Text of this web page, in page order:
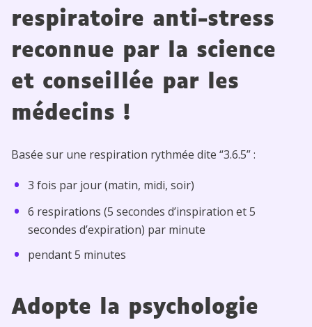
respiratoire anti-stress
reconnue par la science
et conseillée par les
médecins !
Basée sur une respiration rythmée dite “3.6.5” :
3 fois par jour (matin, midi, soir)
6 respirations (5 secondes d’inspiration et 5
secondes d’expiration) par minute
pendant 5 minutes
Adopte la psychologie